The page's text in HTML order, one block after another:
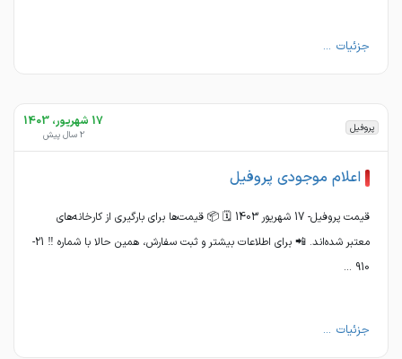
جزئیات ...
پروفیل 17 شهریور، 1403
2 سال پیش
اعلام موجودی پروفیل
قیمت پروفیل- 17 شهریور 1403 🗓 📦 قیمت‌ها برای بارگیری از کارخانه‌های
معتبر شده‌اند. 📲 برای اطلاعات بیشتر و ثبت سفارش، همین حالا با شماره ‼️ 21-
910 ...
جزئیات ...